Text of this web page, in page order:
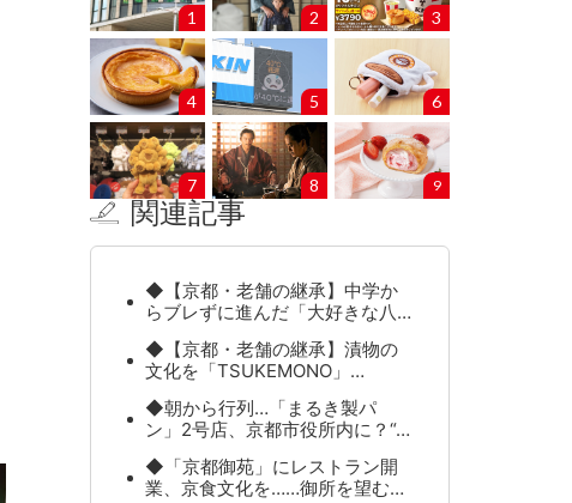
1 2 3
4 5 6
7 8 9
関連記事
◆【京都・老舗の継承】中学か
らブレずに進んだ「大好きな八…
◆【京都・老舗の継承】漬物の
文化を「TSUKEMONO」…
◆朝から行列…「まるき製パ
ン」2号店、京都市役所内に？“…
◆「京都御苑」にレストラン開
業、京食文化を……御所を望む…